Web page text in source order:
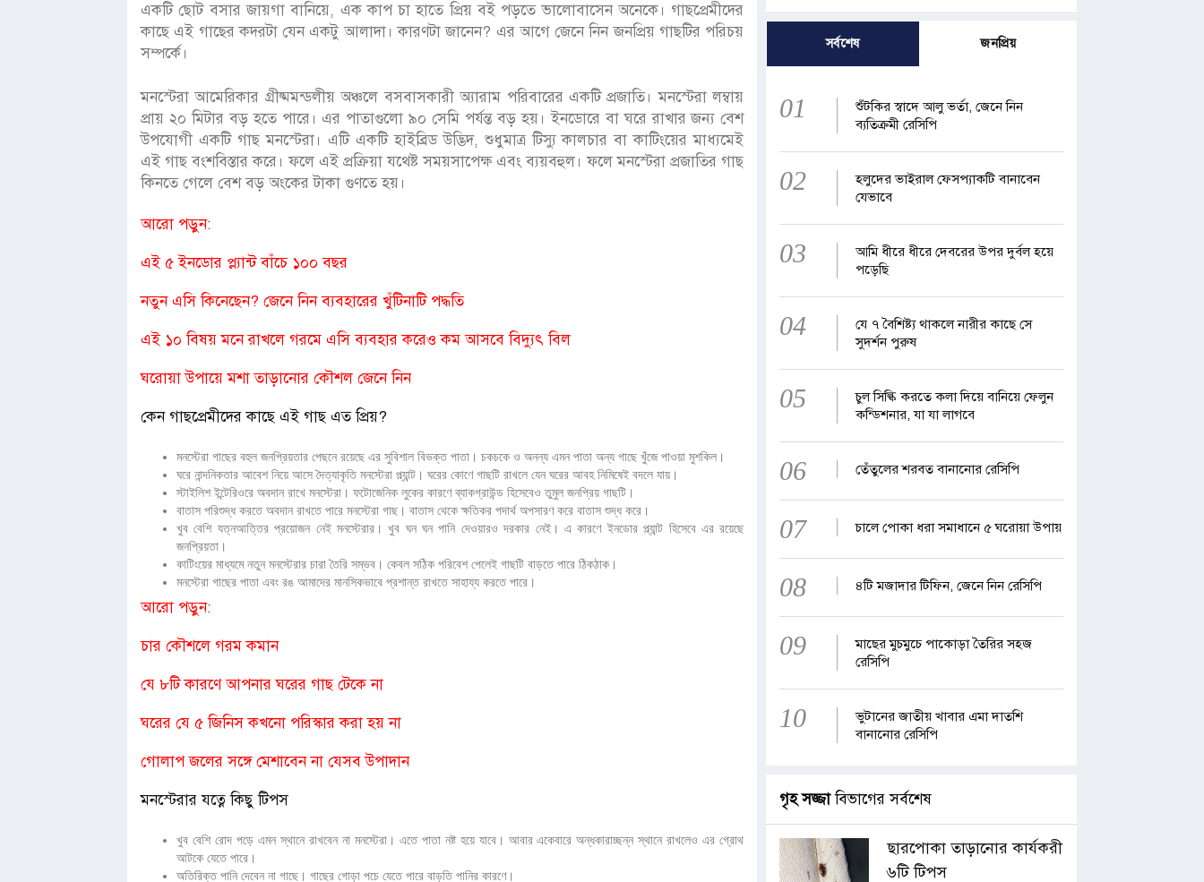
একটি ছোট বসার জায়গা বানিয়ে, এক কাপ চা হাতে প্রিয় বই পড়তে ভালোবাসেন অনেকে। গাছপ্রেমীদের
কাছে এই গাছের কদরটা যেন একটু আলাদা। কারণটা জানেন? এর আগে জেনে নিন জনপ্রিয় গাছটির পরিচয়
সম্পর্কে।
মনস্টেরা আমেরিকার গ্রীষ্মমন্ডলীয় অঞ্চলে বসবাসকারী অ্যারাম পরিবারের একটি প্রজাতি। মনস্টেরা লম্বায়
প্রায় ২০ মিটার বড় হতে পারে। এর পাতাগুলো ৯০ সেমি পর্যন্ত বড় হয়। ইনডোরে বা ঘরে রাখার জন্য বেশ
উপযোগী একটি গাছ মনস্টেরা। এটি একটি হাইব্রিড উদ্ভিদ, শুধুমাত্র টিস্যু কালচার বা কাটিংয়ের মাধ্যমেই
এই গাছ বংশবিস্তার করে। ফলে এই প্রক্রিয়া যথেষ্ট সময়সাপেক্ষ এবং ব্যয়বহুল। ফলে মনস্টেরা প্রজাতির গাছ
কিনতে গেলে বেশ বড় অংকের টাকা গুণতে হয়।
আরো পড়ুন:
এই ৫ ইনডোর প্ল্যান্ট বাঁচে ১০০ বছর
নতুন এসি কিনেছেন? জেনে নিন ব্যবহারের খুঁটিনাটি পদ্ধতি
এই ১০ বিষয় মনে রাখলে গরমে এসি ব্যবহার করেও কম আসবে বিদ্যুৎ বিল
ঘরোয়া উপায়ে মশা তাড়ানোর কৌশল জেনে নিন
কেন গাছপ্রেমীদের কাছে এই গাছ এত প্রিয়?
মনস্টেরা গাছের বহুল জনপ্রিয়তার পেছনে রয়েছে এর সুবিশাল বিভক্ত পাতা। চকচকে ও অনন্য এমন পাতা অন্য গাছে খুঁজে পাওয়া মুশকিল।
ঘরে নান্দনিকতার আবেশ নিয়ে আসে দৈত্যাকৃতি মনস্টেরা প্ল্যান্ট। ঘরের কোণে গাছটি রাখলে যেন ঘরের আবহ নিমিষেই বদলে যায়।
স্টাইলিশ ইন্টেরিওরে অবদান রাখে মনস্টেরা। ফটোজেনিক লুকের কারণে ব্যাকগ্রাউন্ড হিসেবেও তুমুল জনপ্রিয় গাছটি।
বাতাস পরিশুদ্ধ করতে অবদান রাখতে পারে মনস্টেরা গাছ। বাতাস থেকে ক্ষতিকর পদার্থ অপসারণ করে বাতাস শুদ্ধ করে।
খুব বেশি যত্নআত্তির প্রয়োজন নেই মনস্টেরার। খুব ঘন ঘন পানি দেওয়ারও দরকার নেই। এ কারণে ইনডোর প্ল্যান্ট হিসেবে এর রয়েছে
জনপ্রিয়তা।
কাটিংয়ের মাধ্যমে নতুন মনস্টেরার চারা তৈরি সম্ভব। কেবল সঠিক পরিবেশ পেলেই গাছটি বাড়তে পারে ঠিকঠাক।
মনস্টেরা গাছের পাতা এবং রঙ আমাদের মানসিকভাবে প্রশান্ত রাখতে সাহায্য করতে পারে।
আরো পড়ুন:
চার কৌশলে গরম কমান
যে ৮টি কারণে আপনার ঘরের গাছ টেকে না
ঘরের যে ৫ জিনিস কখনো পরিস্কার করা হয় না
গোলাপ জলের সঙ্গে মেশাবেন না যেসব উপাদান
মনস্টেরার যত্নে কিছু টিপস
খুব বেশি রোদ পড়ে এমন স্থানে রাখবেন না মনস্টেরা। এতে পাতা নষ্ট হয়ে যাবে। আবার একেবারে অন্ধকারাচ্ছন্ন স্থানে রাখলেও এর গ্রোথ
আটকে যেতে পারে।
অতিরিক্ত পানি দেবেন না গাছে। গাছের গোড়া পচে যেতে পারে বাড়তি পানির কারণে।
সর্বশেষ জনপ্রিয়
01
শুঁটকির স্বাদে আলু ভর্তা, জেনে নিন
ব্যতিক্রমী রেসিপি
02
হলুদের ভাইরাল ফেসপ্যাকটি বানাবেন
যেভাবে
03
আমি ধীরে ধীরে দেবরের উপর দুর্বল হয়ে
পড়েছি
04
যে ৭ বৈশিষ্ট্য থাকলে নারীর কাছে সে
সুদর্শন পুরুষ
05
চুল সিল্কি করতে কলা দিয়ে বানিয়ে ফেলুন
কন্ডিশনার, যা যা লাগবে
06 তেঁতুলের শরবত বানানোর রেসিপি
07 চালে পোকা ধরা সমাধানে ৫ ঘরোয়া উপায়
08 ৪টি মজাদার টিফিন, জেনে নিন রেসিপি
09
মাছের মুচমুচে পাকোড়া তৈরির সহজ
রেসিপি
10
ভুটানের জাতীয় খাবার এমা দাতশি
বানানোর রেসিপি
গৃহ সজ্জাবিভাগের সর্বশেষ
ছারপোকা তাড়ানোর কার্যকরী
৬টি টিপস